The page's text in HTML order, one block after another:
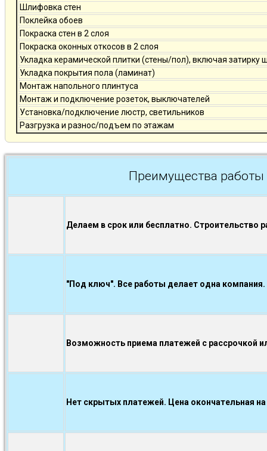
Шлифовка стен
Поклейка обоев
Покраска стен в 2 слоя
Покраска оконных откосов в 2 слоя
Укладка керамической плитки (стены/пол), включая затирку
Укладка покрытия пола (ламинат)
Монтаж напольного плинтуса
Монтаж и подключение розеток, выключателей
Установка/подключение люстр, светильников
Разгрузка и разнос/подъем по этажам
Преимущества
Делаем в срок или бесплатно. Строительство
"Под ключ". Все работы делает одна компания.
Возможность приема платежей с рассрочкой
Нет скрытых платежей. Цена окончательная